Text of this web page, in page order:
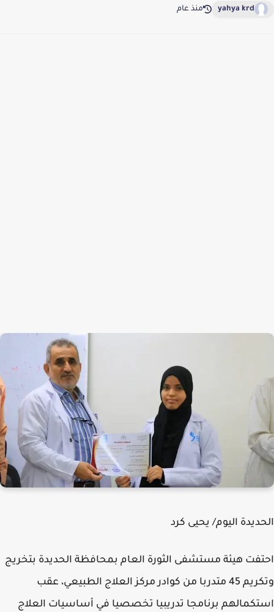
yahya krd منذ عام
اليوم/ يحيى كرد
هيئة مستشفى الثورة العام بمحافظة الحديدة بتخريج
وتكريم 45 متدربا من كوادر مركز العلاج الطبيعي، عقب
برنامجا تدريبيا تخصصيا في أساسيات العلاج